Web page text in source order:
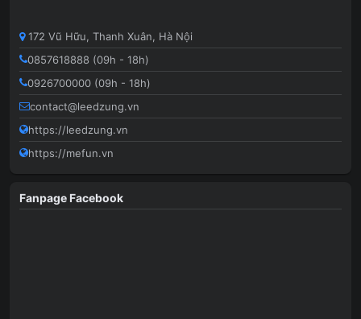
172 Vũ Hữu, Thanh Xuân, Hà Nội
0857618888 (09h - 18h)
0926700000 (09h - 18h)
contact@leedzung.vn
https://leedzung.vn
https://mefun.vn
Fanpage Facebook